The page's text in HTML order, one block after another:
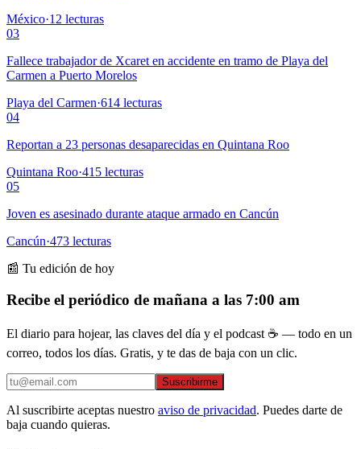
México·12 lecturas
03
Fallece trabajador de Xcaret en accidente en tramo de Playa del
Carmen a Puerto Morelos
Playa del Carmen·614 lecturas
04
Reportan a 23 personas desaparecidas en Quintana Roo
Quintana Roo·415 lecturas
05
Joven es asesinado durante ataque armado en Cancún
Cancún·473 lecturas
📰 Tu edición de hoy
Recibe el periódico de mañana a las 7:00 am
El diario para hojear, las claves del día y el podcast ☕ — todo en un
correo, todos los días. Gratis, y te das de baja con un clic.
Suscribirme
Al suscribirte aceptas nuestro aviso de privacidad. Puedes darte de
baja cuando quieras.